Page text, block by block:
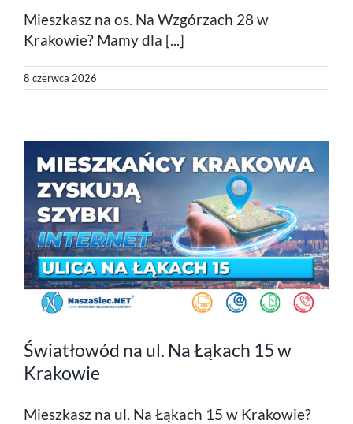
Mieszkasz na os. Na Wzgórzach 28 w
Krakowie? Mamy dla [...]
8 czerwca 2026
Światłowód na ul. Na Łąkach 15 w
Krakowie
Mieszkasz na ul. Na Łąkach 15 w Krakowie?